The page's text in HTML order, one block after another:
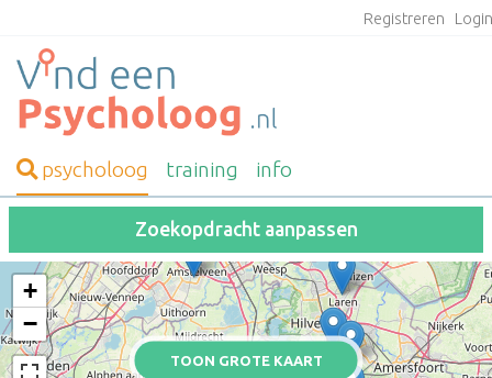
Registreren
psycholoog training info
Zoekopdracht aanpassen
TOON GROTE KAART
+
−